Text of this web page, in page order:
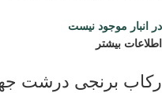
در انبار موجود نیست
اطلاعات بیشتر
رکاب برنجی درشت